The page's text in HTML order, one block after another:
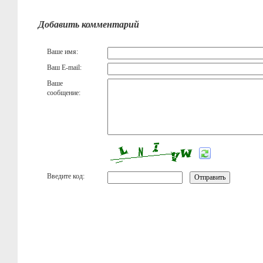
Добавить комментарий
Ваше имя:
Ваш E-mail:
Ваше
сообщение:
Введите код: